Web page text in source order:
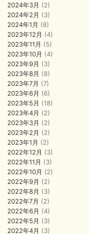
2024年3月 (2)
2024年2月 (3)
2024年1月 (8)
2023年12月 (4)
2023年11月 (5)
2023年10月 (4)
2023年9月 (3)
2023年8月 (8)
2023年7月 (7)
2023年6月 (6)
2023年5月 (18)
2023年4月 (2)
2023年3月 (2)
2023年2月 (2)
2023年1月 (2)
2022年12月 (3)
2022年11月 (3)
2022年10月 (2)
2022年9月 (2)
2022年8月 (3)
2022年7月 (2)
2022年6月 (4)
2022年5月 (3)
2022年4月 (3)